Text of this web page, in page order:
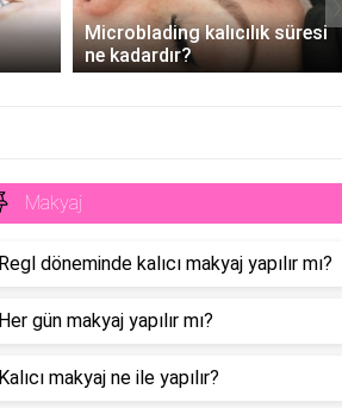
Microblading kalıcılık süresi
ne kadardır?
Makyaj
Regl döneminde kalıcı makyaj yapılır mı?
Her gün makyaj yapılır mı?
Kalıcı makyaj ne ile yapılır?